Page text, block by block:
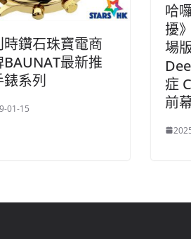
時鑽石珠寶電商
BAUNAT最新推
錶系列
01-15
哈
擾
場
症
前